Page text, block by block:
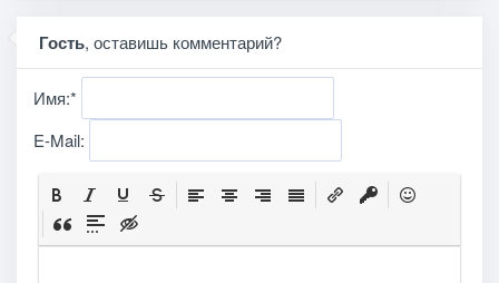
Гость, оставишь комментарий?
Имя:*
E-Mail: